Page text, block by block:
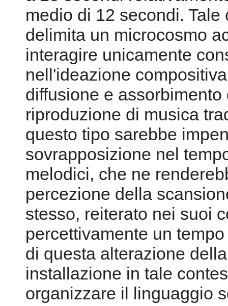
medio di 12 secondi.
delimita un microcosmo
interagire unicamente
nell'ideazione
diffusione e
riproduzione di musica
questo tipo sarebbe
sovrapposizione nel
melodici, che ne
percezione della
stesso, reiterato nei suoi
percettivamente un
di questa alterazione
installazione in tale
organizzare il linguaggio